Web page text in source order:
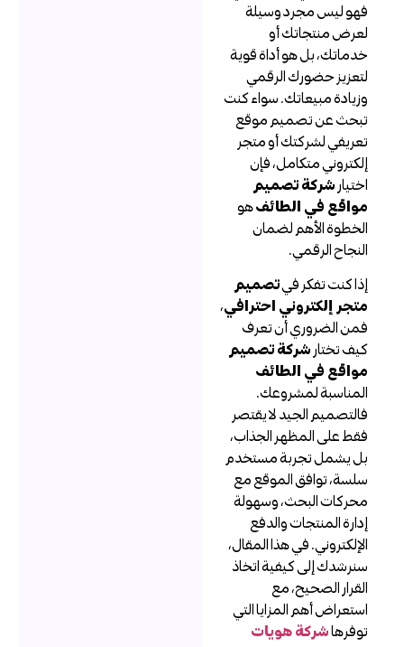
فهو ليس مجرد وسيلة
لعرض منتجاتك أو
خدماتك، بل هو أداة قوية
لتعزيز حضورك الرقمي
وزيادة مبيعاتك. سواء كنت
تبحث عن تصميم موقع
تعريفي لشركتك أو متجر
إلكتروني متكامل، فإن
شركة تصميم
مواقع في الطائفهو
الخطوة الأهم لضمان
النجاح الرقمي.
إذا كنت تفكر فيتصميم
متجر إلكتروني احترافي،
فمن الضروري أن تعرف
كيف تختارشركة تصميم
مواقع في الطائف
المناسبة لمشروعك.
فالتصميم الجيد لا يقتصر
فقط على المظهر الجذاب،
بل يشمل تجربة مستخدم
سلسة، توافق الموقع مع
محركات البحث، وسهولة
إدارة المنتجات والدفع
الإلكتروني. في هذا المقال،
سنرشدك إلى كيفية اتخاذ
القرار الصحيح، مع
استعراض أهم المزايا التي
توفرهاشركة هويات